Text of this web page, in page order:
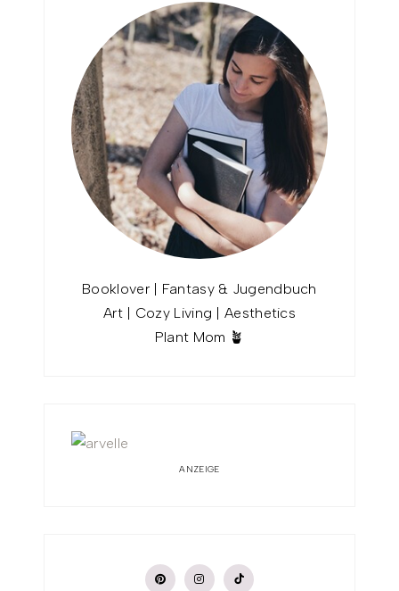
Booklover | Fantasy & Jugendbuch
Art | Cozy Living | Aesthetics
Plant Mom 🪴
ANZEIGE